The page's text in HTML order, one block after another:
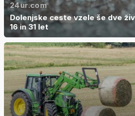
24ur.com
Dolenjske ceste vzele še dve
16 in 31 let